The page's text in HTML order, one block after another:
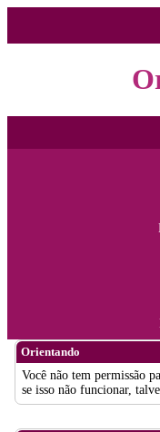
Orientando
Você não tem permissão
se isso não funcionar,